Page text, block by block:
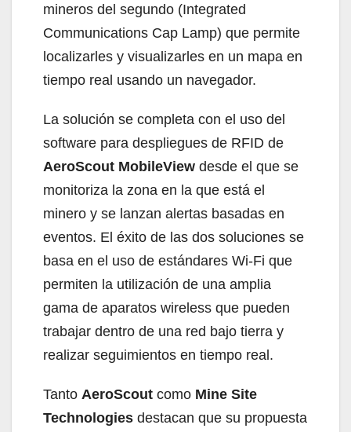
mineros del segundo (Integrated
Communications Cap Lamp) que permite
localizarles y visualizarles en un mapa en
tiempo real usando un navegador.
La solución se completa con el uso del
software para despliegues de RFID de
AeroScout MobileView desde el que se
monitoriza la zona en la que está el
minero y se lanzan alertas basadas en
eventos. El éxito de las dos soluciones se
basa en el uso de estándares Wi-Fi que
permiten la utilización de una amplia
gama de aparatos wireless que pueden
trabajar dentro de una red bajo tierra y
realizar seguimientos en tiempo real.
Tanto AeroScout como Mine Site
Technologies destacan que su propuesta